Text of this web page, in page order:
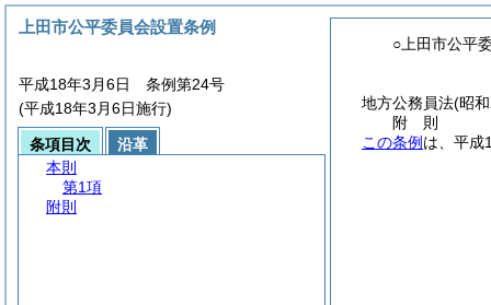
○上田市公平
地方公務員法(昭
附 則
この条例 は、平成
上田市公平委員会設置条例
平成18年3月6日 条例第24号
(平成18年3月6日施行)
条項目次
沿革
本則
第1項
附則